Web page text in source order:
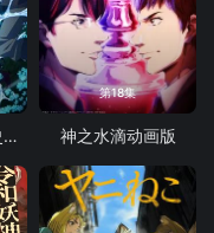
关于我转生变成史莱姆这档事第四季
第18集
神之水滴动画版